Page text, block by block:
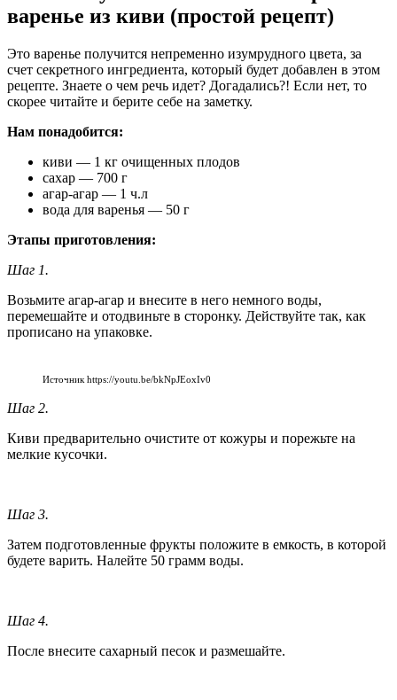
варенье из киви (простой рецепт)
Это варенье получится непременно изумрудного цвета, за
счет секретного ингредиента, который будет добавлен в этом
рецепте. Знаете о чем речь идет? Догадались?! Если нет, то
скорее читайте и берите себе на заметку.
Нам понадобится:
киви — 1 кг очищенных плодов
сахар — 700 г
агар-агар — 1 ч.л
вода для варенья — 50 г
Этапы приготовления:
Шаг 1.
Возьмите агар-агар и внесите в него немного воды,
перемешайте и отодвиньте в сторонку. Действуйте так, как
прописано на упаковке.
Источник https://youtu.be/bkNpJEoxIv0
Шаг 2.
Киви предварительно очистите от кожуры и порежьте на
мелкие кусочки.
Шаг 3.
Затем подготовленные фрукты положите в емкость, в которой
будете варить. Налейте 50 грамм воды.
Шаг 4.
После внесите сахарный песок и размешайте.